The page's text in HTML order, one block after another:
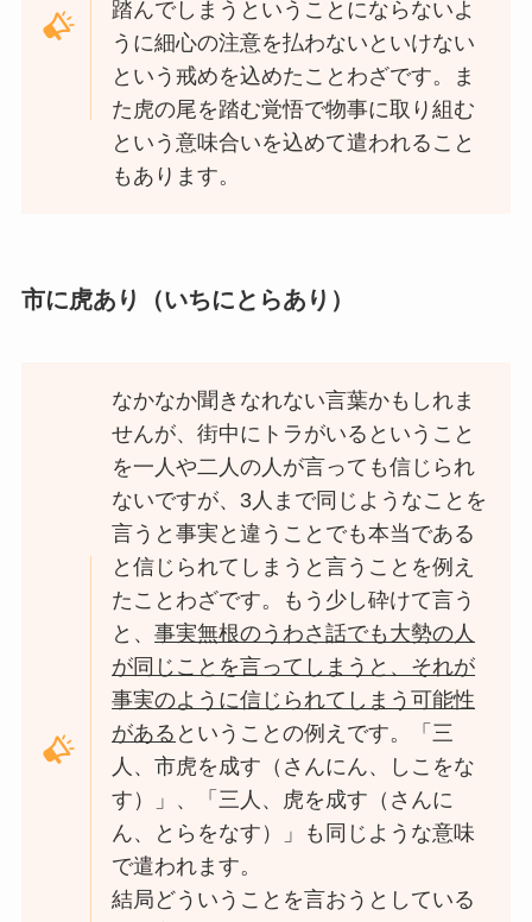
踏んでしまうということにならないよ
うに細心の注意を払わないといけない
という戒めを込めたことわざです。ま
た虎の尾を踏む覚悟で物事に取り組む
という意味合いを込めて遣われること
もあります。
市に虎あり（いちにとらあり）
なかなか聞きなれない言葉かもしれま
せんが、街中にトラがいるということ
を一人や二人の人が言っても信じられ
ないですが、3人まで同じようなことを
言うと事実と違うことでも本当である
と信じられてしまうと言うことを例え
たことわざです。もう少し砕けて言う
と、事実無根のうわさ話でも大勢の人
が同じことを言ってしまうと、それが
事実のように信じられてしまう可能性
がある ということの例えです。「三
人、市虎を成す（さんにん、しこをな
す）」、「三人、虎を成す（さんに
ん、とらをなす）」も同じような意味
で遣われます。
結局どういうことを言おうとしている